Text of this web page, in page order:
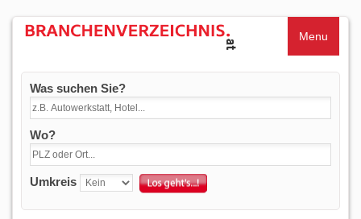
Menu
Was suchen Sie?
Wo?
Umkreis